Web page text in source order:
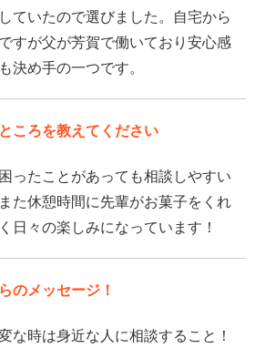
ていたので選びました。自宅から
すが父が芳賀で働いており安心感
決め手の一つです。
ころを教えてください
ったことがあっても相談しやすい
た休憩時間に先輩がお菓子をくれ
日々の楽しみになっています！
のメッセージ！
な時は身近な人に相談すること！